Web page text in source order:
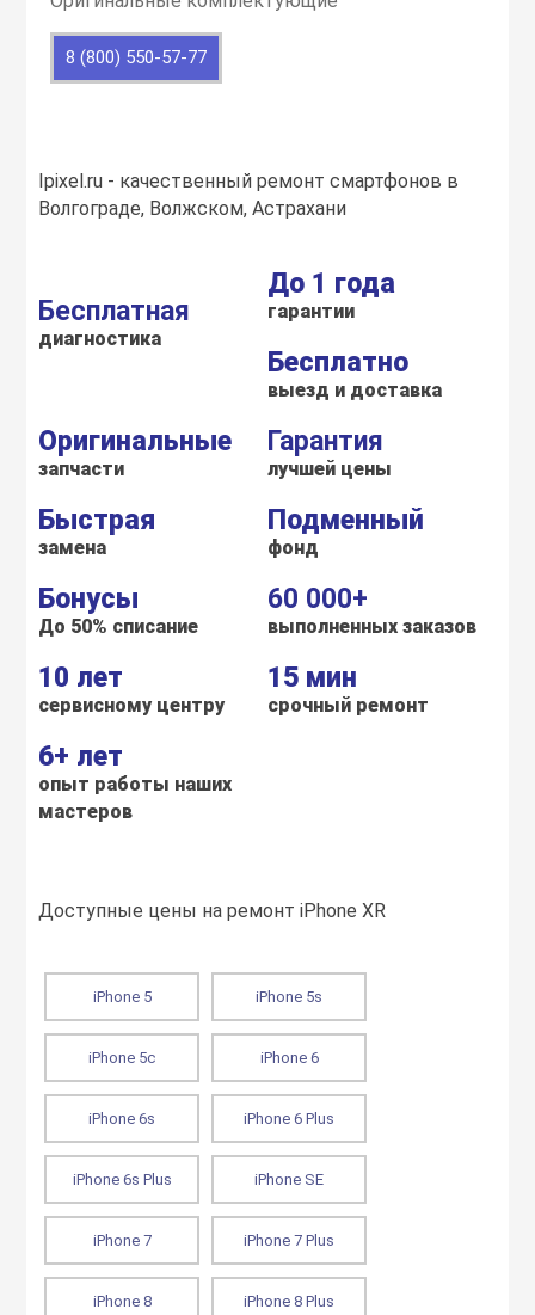
Apple Pencil
Apple TV
8 (800) 550-57-77
Ipixel.ru - качественный ремонт смартфонов в
Волгограде, Волжском, Астрахани
Бесплатная
диагностика
До 1 года
гарантии
Бесплатно
выезд и доставка
Оригинальные
запчасти
Гарантия
лучшей цены
Быстрая
замена
Подменный
фонд
Бонусы
До 50% списание
60 000+
выполненных заказов
10 лет
сервисному центру
15 мин
срочный ремонт
6+ лет
опыт работы наших
мастеров
Доступные цены на ремонт iPhone XR
iPhone 5 iPhone 5s
iPhone 5c iPhone 6
iPhone 6s iPhone 6 Plus
iPhone 6s Plus iPhone SE
iPhone 7 iPhone 7 Plus
iPhone 8 iPhone 8 Plus